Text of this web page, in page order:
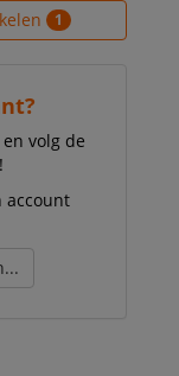
1
volg de
account